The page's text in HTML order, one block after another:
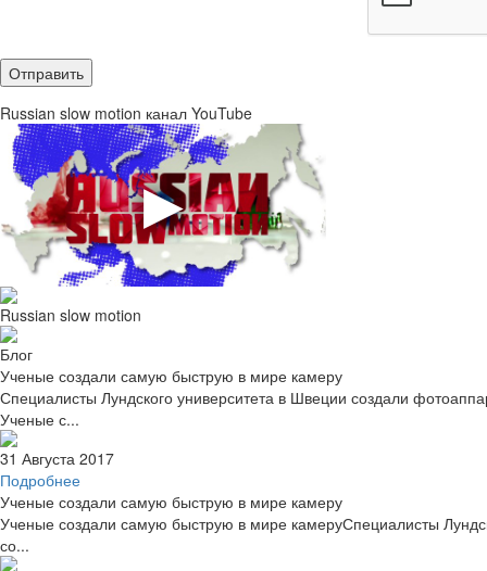
Russian slow motion канал YouTube
Russian slow motion
Блог
Ученые создали самую быструю в мире камеру
Специалисты Лундского университета в Швеции создали
Ученые с...
31 Августа 2017
Подробнее
Ученые создали самую быструю в мире камеру
Ученые создали самую быструю в мире камеруСпециалисты
со...